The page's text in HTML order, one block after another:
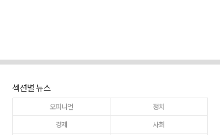
섹션별 뉴스
오피니언
정치
경제
사회